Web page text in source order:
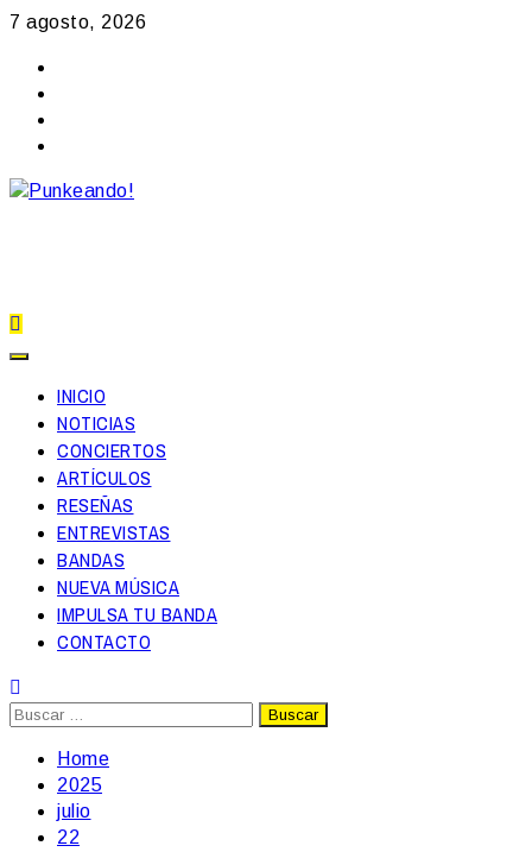
Skip
content
7 agosto, 2026
Primary
INICIO
NOTICIAS
CONCIERTOS
ARTÍCULOS
RESEÑAS
ENTREVISTAS
BANDAS
NUEVA MÚSICA
IMPULSA TU BANDA
CONTACTO
Buscar:
Home
2025
julio
22